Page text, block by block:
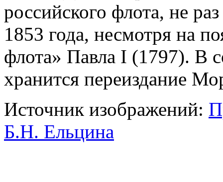
российского флота, не
1853 года, несмотря на
флота» Павла I (1797). В
хранится переиздание
Источник изображений:
Б.Н. Ельцина